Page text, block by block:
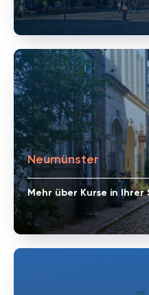
Neumünster
Mehr über Kurse in